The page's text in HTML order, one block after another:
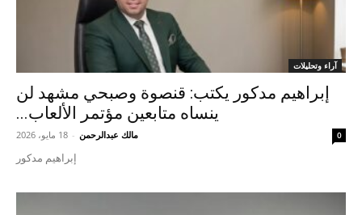
آراء وتحليلات
إبراهيم مدكور يكتب: قنصوة وصبحي مشهد لن
ينساه متابعين مؤتمر الألعاب...
مالك عبدالرحمن - 18 مايو، 2026 0
إبراهيم مدكور